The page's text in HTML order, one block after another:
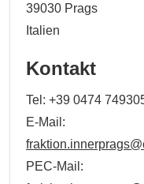
39030 Prags
Italien
Kontakt
Tel: +39 0474
E-Mail:
PEC-Mail: